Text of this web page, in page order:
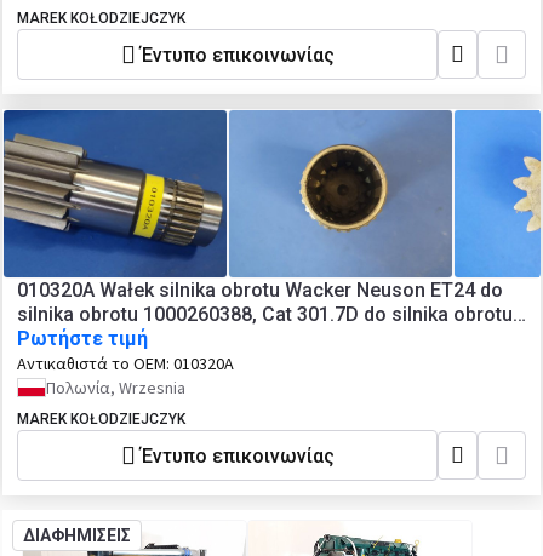
MAREK KOŁODZIEJCZYK
Έντυπο επικοινωνίας
010320A Wałek silnika obrotu Wacker Neuson ET24 do
silnika obrotu 1000260388, Cat 301.7D do silnika obrotu
399-2941 (3992941)
Ρωτήστε τιμή
Αντικαθιστά το OEM: 010320A
Πολωνία, Wrzesnia
MAREK KOŁODZIEJCZYK
Έντυπο επικοινωνίας
ΔΙΑΦΗΜΙΣΕΙΣ